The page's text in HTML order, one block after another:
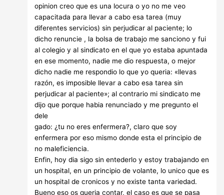
opinion creo que es una locura o yo no me veo
capacitada para llevar a cabo esa tarea (muy
diferentes servicios) sin perjudicar al paciente; lo
dicho renuncie , la bolsa de trabajo me sanciono y fui
al colegio y al sindicato en el que yo estaba apuntada
en ese momento, nadie me dio respuesta, o mejor
dicho nadie me respondio lo que yo queria: «llevas
razón, es imposible llevar a cabo esa tarea sin
perjudicar al paciente»; al contrario mi sindicato me
dijo que porque habia renunciado y me pregunto el
dele
gado: ¿tu no eres enfermera?, claro que soy
enfermera por eso mismo donde esta el principio de
no maleficiencia.
Enfin, hoy dia sigo sin entederlo y estoy trabajando en
un hospital, en un principio de volante, lo unico que es
un hospital de cronicos y no existe tanta variedad.
Bueno eso os queria contar, el caso es que se pasa